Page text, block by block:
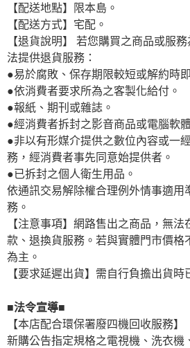
【配送地點】限本島。
【配送方式】宅配。
【退貨說明】 若您購買之商品或服
法提供退貨服務：
●易於腐敗、保存期限較短或解約時
●依消費者要求所為之客製化給付。
●報紙、期刊或雜誌。
●經消費者拆封之影音商品或電腦軟
●非以有形媒介提供之數位內容或一
務，經消費者事先同意始提供者。
●已拆封之個人衛生用品。
依通訊交易解除權合理例外情事適用
務。
【注意事項】網路售出之商品，無
款、退換貨服務。若與實體門市價格
為主。
【要求延遲出貨】需自行負擔出貨時
■法令宣導■
【本店配合環保署廢四機回收服務】
新購公告指定規格之電視機、洗衣機